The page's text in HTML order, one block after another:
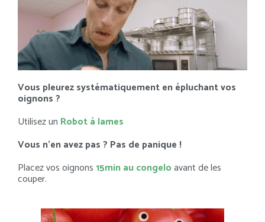
Vous pleurez systématiquement en épluchant vos
oignons ?
Utilisez un Robot à lames
Vous n’en avez pas ? Pas de panique !
Placez vos oignons15min au congeloavant de les
couper.